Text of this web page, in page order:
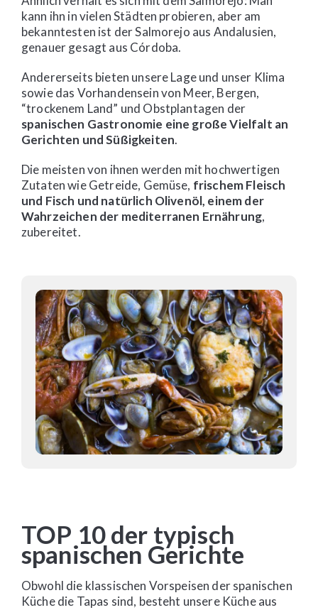
kann ihn in vielen Städten probieren, aber am
bekanntesten ist der Salmorejo aus Andalusien,
genauer gesagt aus Córdoba.
Andererseits bieten unsere Lage und unser Klima
sowie das Vorhandensein von Meer, Bergen,
“trockenem Land” und Obstplantagen der
spanischen Gastronomie eine große Vielfalt an
Gerichten und Süßigkeiten.
Die meisten von ihnen werden mit hochwertigen
Zutaten wie Getreide, Gemüse, frischem Fleisch
und Fisch und natürlich Olivenöl, einem der
Wahrzeichen der mediterranen Ernährung,
zubereitet.
TOP 10 der typisch
spanischen Gerichte
Obwohl die klassischen Vorspeisen der spanischen
Küche die Tapas sind, besteht unsere Küche aus